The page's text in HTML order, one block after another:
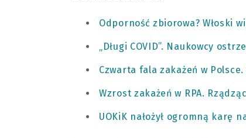
Odporność zbiorowa? Włoski
„Długi COVID”. Naukowcy
Czwarta fala zakażeń w
Wzrost zakażeń w RPA.
UOKiK nałożył ogromną karę